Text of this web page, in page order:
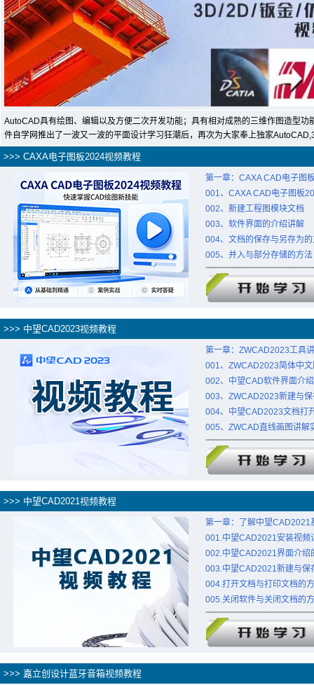
AutoCAD具有绘图、编辑以及方便二次开发功能；具有相对成熟的三维作图造型
件自学网推出了一波又一波的平面设计学习狂潮后，再次为大家奉上独家
>>> CAXA电子图板2024视频教程
第一章：CAXA CAD电子图
001、CAXA CAD电子图板
002、新建工程图模块文档
003、软件界面的介绍讲解
004、文档的保存与另存为
005、并入与部分存储的方法
>>> 中望CAD2023视频教程
第一章：ZWCAD2023工具
001、ZWCAD2023简体中
002、中望CAD软件界面介
003、ZWCAD2023新建与
004、中望CAD2023文档打
005、ZWCAD直线画图讲解
>>> 中望CAD2021视频教程
第一章：了解中望CAD2021
001.中望CAD2021安装视频
002.中望CAD2021界面介绍
003.中望CAD2021新建与保
004.打开文档与打印文档的
005.关闭软件与关闭文档的
>>> 嘉立创设计蓝牙音箱视频教程